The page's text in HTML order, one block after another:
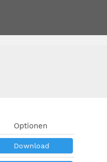
Optionen
Download